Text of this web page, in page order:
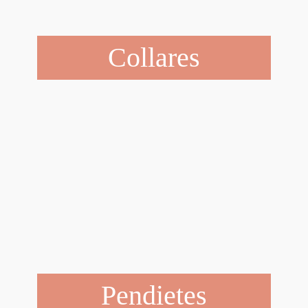
Collares
Pendietes